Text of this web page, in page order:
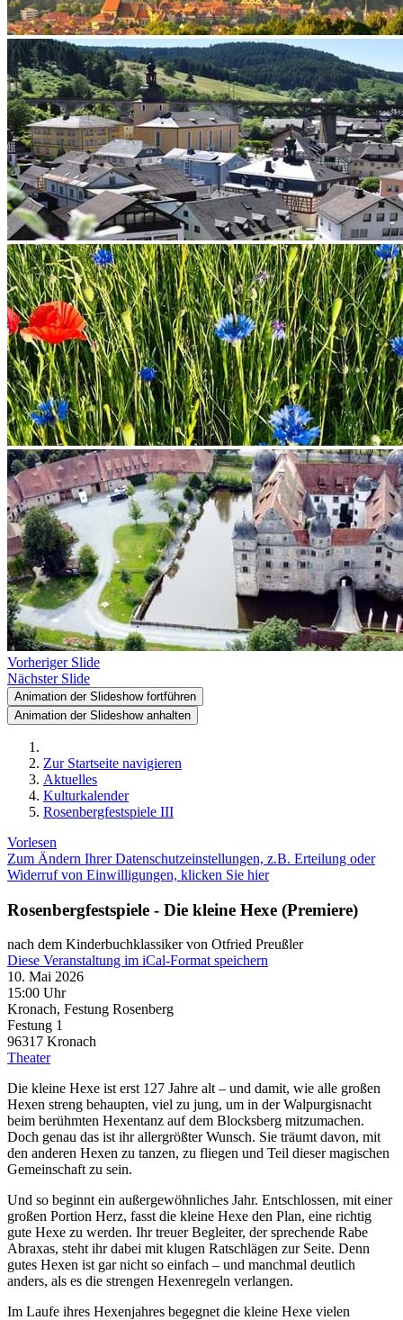
Vorheriger Slide
Nächster Slide
Animation der Slideshow fortführen
Animation der Slideshow anhalten
Zur Startseite navigieren
Aktuelles
Kulturkalender
Rosenbergfestspiele III
Vorlesen
Zum Ändern Ihrer Datenschutzeinstellungen, z.B. Erteilung oder
Widerruf von Einwilligungen, klicken Sie hier
Rosenbergfestspiele - Die kleine Hexe (Premiere)
nach dem Kinderbuchklassiker von Otfried Preußler
Diese Veranstaltung im iCal-Format speichern
10. Mai 2026
15:00 Uhr
Kronach, Festung Rosenberg
Festung 1
96317 Kronach
Theater
Die kleine Hexe ist erst 127 Jahre alt – und damit, wie alle großen
Hexen streng behaupten, viel zu jung, um in der Walpurgisnacht
beim berühmten Hexentanz auf dem Blocksberg mitzumachen.
Doch genau das ist ihr allergrößter Wunsch. Sie träumt davon, mit
den anderen Hexen zu tanzen, zu fliegen und Teil dieser magischen
Gemeinschaft zu sein.
Und so beginnt ein außergewöhnliches Jahr. Entschlossen, mit einer
großen Portion Herz, fasst die kleine Hexe den Plan, eine richtig
gute Hexe zu werden. Ihr treuer Begleiter, der sprechende Rabe
Abraxas, steht ihr dabei mit klugen Ratschlägen zur Seite. Denn
gutes Hexen ist gar nicht so einfach – und manchmal deutlich
anders, als es die strengen Hexenregeln verlangen.
Im Laufe ihres Hexenjahres begegnet die kleine Hexe vielen